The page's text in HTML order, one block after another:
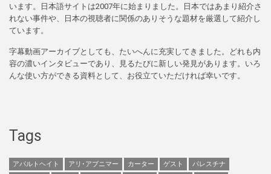
います。日本語サイトは2007年に始まりました。日本ではあまり紹介さ
れない事件や、日本の視聴者に関係のありそうな題材を厳選して紹介し
ています。
字幕動画アーカイブとしても、たいへんに充実してきました。どれも内
容の濃いインタビューであり、見るたびに新しい発見があります。いろ
んな使い方ができる資料として、お役立ていただければ幸いです。
Tags
アパルトヘイト アリ･アブニマー カーター ゲスト
パレスチナ